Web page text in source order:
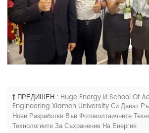
ПРЕДИШЕН : Huge Energy И School Of
Engineering Xiamen University Си Дават
Нови Разработки Във Фотоволтаичните
Технологиите За Съхранение На Енергия